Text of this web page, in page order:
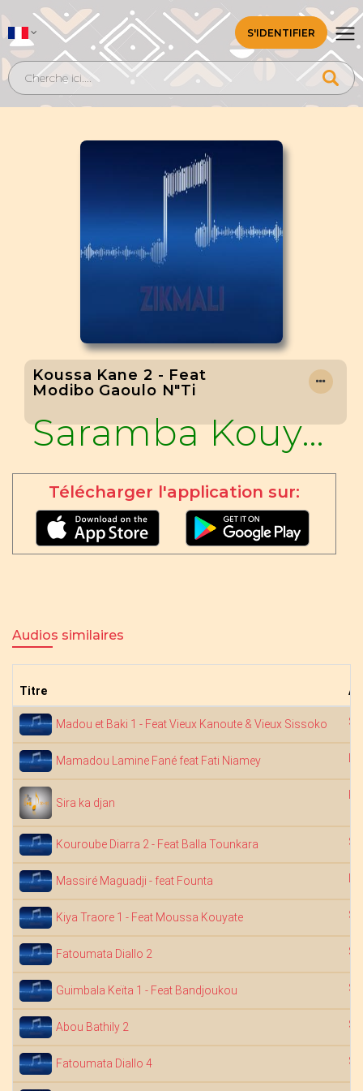
S'IDENTIFIER
Koussa Kane 2 - Feat
Modibo Gaoulo N"ti
Saramba Kouyaté
Télécharger l'application sur:
Audios similaires
Titre
Madou et Baki 1 - Feat Vieux Kanoute & Vieux Sissoko
Mamadou Lamine Fané feat Fati Niamey
Sira ka djan
Kouroube Diarra 2 - Feat Balla Tounkara
Massiré Maguadji - feat Founta
Kiya Traore 1 - Feat Moussa Kouyate
Fatoumata Diallo 2
Guimbala Keïta 1 - Feat Bandjoukou
Abou Bathily 2
Fatoumata Diallo 4